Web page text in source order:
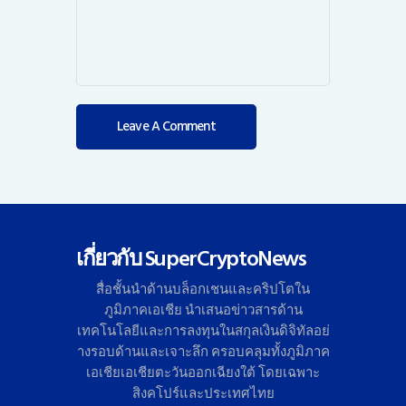
เกี่ยวกับ SuperCryptoNews
สื่อชั้นนำด้านบล็อกเชนและคริปโตใน
ภูมิภาคเอเชีย นำเสนอข่าวสารด้าน
เทคโนโลยีและการลงทุนในสกุลเงินดิจิทัลอย่
างรอบด้านและเจาะลึก ครอบคลุมทั้งภูมิภาค
เอเชียเอเชียตะวันออกเฉียงใต้ โดยเฉพาะ
สิงคโปร์และประเทศไทย